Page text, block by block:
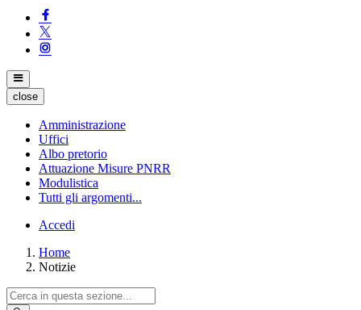
close
Amministrazione
Uffici
Albo pretorio
Attuazione Misure PNRR
Modulistica
Tutti gli argomenti...
Accedi
Home
Notizie